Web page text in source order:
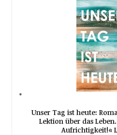
Unser Tag ist heute:
Lektion über das
Aufrichtigkeit!«